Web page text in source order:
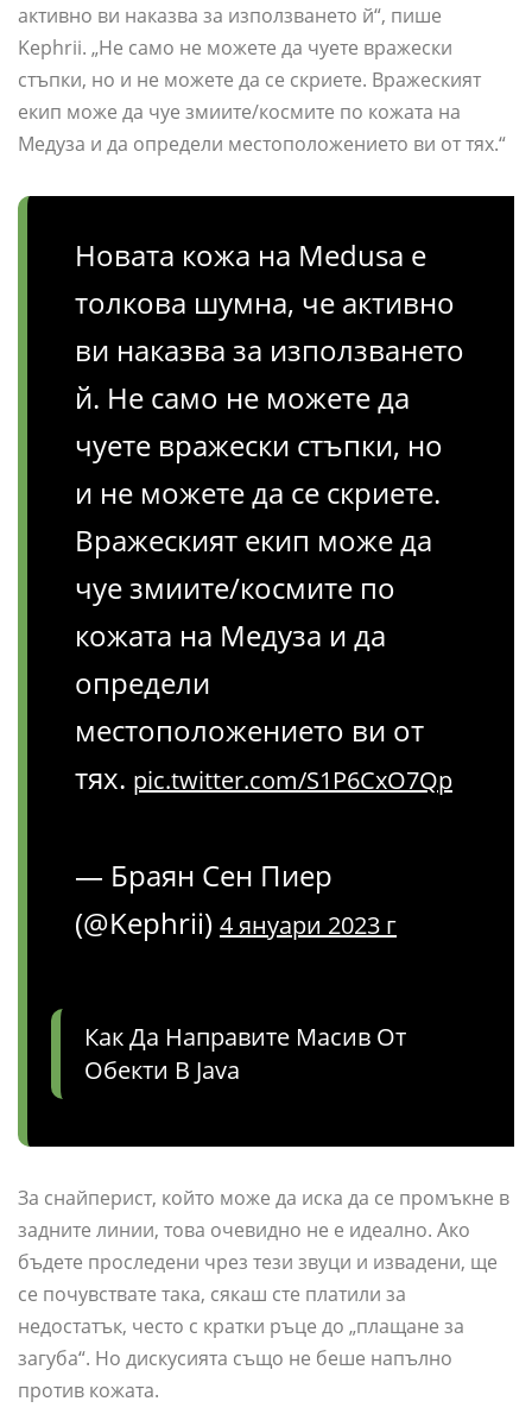
активно ви наказва за използването й“, пише
Kephrii. „Не само не можете да чуете вражески
стъпки, но и не можете да се скриете. Вражеският
екип може да чуе змиите/космите по кожата на
Медуза и да определи местоположението ви от тях.“
Новата кожа на Medusa е
толкова шумна, че активно
ви наказва за използването
й. Не само не можете да
чуете вражески стъпки, но
и не можете да се скриете.
Вражеският екип може да
чуе змиите/космите по
кожата на Медуза и да
определи
местоположението ви от
тях. pic.twitter.com/S1P6CxO7Qp
— Браян Сен Пиер
(@Kephrii) 4 януари 2023 г
Как Да Направите Масив От
Обекти В Java
За снайперист, който може да иска да се промъкне в
задните линии, това очевидно не е идеално. Ако
бъдете проследени чрез тези звуци и извадени, ще
се почувствате така, сякаш сте платили за
недостатък, често с кратки ръце до „плащане за
загуба“. Но дискусията също не беше напълно
против кожата.